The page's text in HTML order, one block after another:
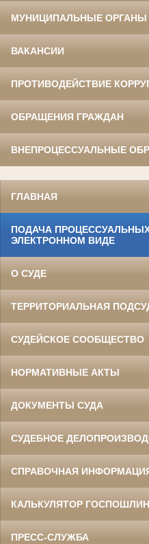
МУНИЦИПАЛЬНЫЕ ОРГАНЫ
ВАКАНСИИ
ПРОТИВОДЕЙСТВИЕ
ОБРАЩЕНИЯ ГРАЖДАН
ВНЕПРОЦЕССУАЛЬНЫЕ
ГЛАВНАЯ
ПОДАЧА
ЭЛЕКТРОННОМ ВИДЕ
О СУДЕ
ТЕРРИТОРИАЛЬНАЯ
СУДЕЙСКОЕ СООБЩЕСТВО
НОРМАТИВНЫЕ АКТЫ
ДОКУМЕНТЫ СУДА
СУДЕБНОЕ
СПРАВОЧНАЯ
КАЛЬКУЛЯТОР
ПРЕСС-СЛУЖБА